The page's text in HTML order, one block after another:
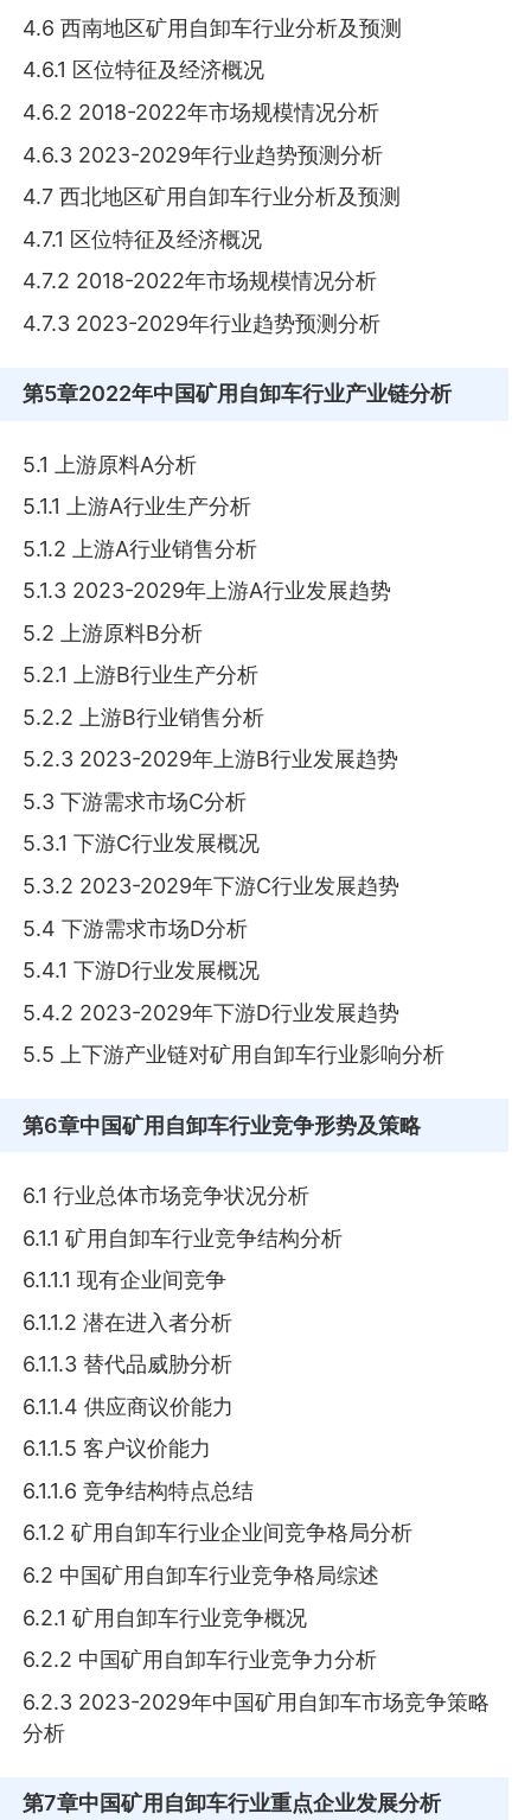
4.6 西南地区矿用自卸车行业分析及预测
4.6.1 区位特征及经济概况
4.6.2 2018-2022年市场规模情况分析
4.6.3 2023-2029年行业趋势预测分析
4.7 西北地区矿用自卸车行业分析及预测
4.7.1 区位特征及经济概况
4.7.2 2018-2022年市场规模情况分析
4.7.3 2023-2029年行业趋势预测分析
第5章2022年中国矿用自卸车行业产业链分析
5.1 上游原料A分析
5.1.1 上游A行业生产分析
5.1.2 上游A行业销售分析
5.1.3 2023-2029年上游A行业发展趋势
5.2 上游原料B分析
5.2.1 上游B行业生产分析
5.2.2 上游B行业销售分析
5.2.3 2023-2029年上游B行业发展趋势
5.3 下游需求市场C分析
5.3.1 下游C行业发展概况
5.3.2 2023-2029年下游C行业发展趋势
5.4 下游需求市场D分析
5.4.1 下游D行业发展概况
5.4.2 2023-2029年下游D行业发展趋势
5.5 上下游产业链对矿用自卸车行业影响分析
第6章中国矿用自卸车行业竞争形势及策略
6.1 行业总体市场竞争状况分析
6.1.1 矿用自卸车行业竞争结构分析
6.1.1.1 现有企业间竞争
6.1.1.2 潜在进入者分析
6.1.1.3 替代品威胁分析
6.1.1.4 供应商议价能力
6.1.1.5 客户议价能力
6.1.1.6 竞争结构特点总结
6.1.2 矿用自卸车行业企业间竞争格局分析
6.2 中国矿用自卸车行业竞争格局综述
6.2.1 矿用自卸车行业竞争概况
6.2.2 中国矿用自卸车行业竞争力分析
6.2.3 2023-2029年中国矿用自卸车市场竞争策略
分析
第7章中国矿用自卸车行业重点企业发展分析